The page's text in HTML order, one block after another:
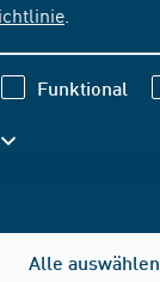
Funktional
Alle auswählen